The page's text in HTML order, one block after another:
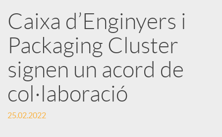
a
r
x
e
Caixa d’Enginyers i
Packaging Cluster
signen un acord de
col·laboració
25.02.2022